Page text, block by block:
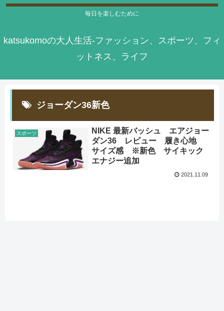
毎日を楽しむために
katsukomoの大人生活-ファッション、スポーツ、フィ
ットネス、ライフ
ジョーダン36新色
スポーツ
NIKE 最新バッシュ エアジョー
ダン36 レビュー 履き心地
サイズ感 ※新色 サイキック
エナジー追加
2021.11.09